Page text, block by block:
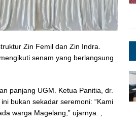
Zin Femil dan Zin Indra.
senam yang berlangsung
panjang UGM. Ketua Panitia, dr.
bukan sekadar seremoni: “Kami
warga Magelang,” ujarnya. ,